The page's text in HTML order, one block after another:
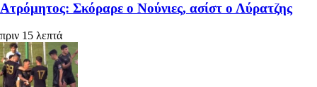
Ατρόμητος: Σκόραρε ο Νούνιες, ασίστ ο Λύρατζης
πριν 15 λεπτά